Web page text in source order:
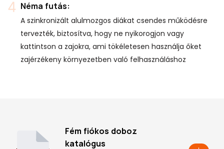
Néma futás:
A szinkronizált alulmozgos diákat csendes működésre
tervezték, biztosítva, hogy ne nyikorogjon vagy
kattintson a zajokra, ami tökéletesen használja őket
zajérzékeny környezetben való felhasználáshoz
Fém fiókos doboz
katalógus